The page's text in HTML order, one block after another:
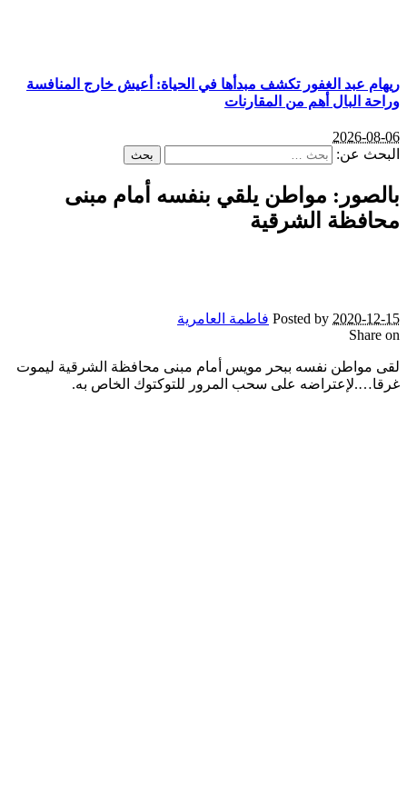
ريهام عبد الغفور تكشف مبدأها في الحياة: أعيش خارج المنافسة
وراحة البال أهم من المقارنات
2026-08-06
البحث عن:
بالصور: مواطن يلقي بنفسه أمام مبنى
محافظة الشرقية
2020-12-15
Posted by فاطمة العامرية
Share on
لقى مواطن نفسه ببحر مويس أمام مبنى محافظة الشرقية ليموت
غرقا….لإعتراضه على سحب المرور للتوكتوك الخاص به.